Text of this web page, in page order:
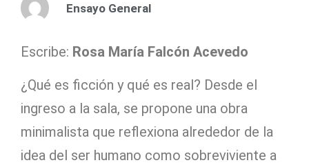
Ensayo General
Escribe: Rosa María Falcón Acevedo
¿Qué es ficción y qué es real? Desde el
ingreso a la sala, se propone una obra
minimalista que reflexiona alrededor de la
idea del ser humano como sobreviviente a